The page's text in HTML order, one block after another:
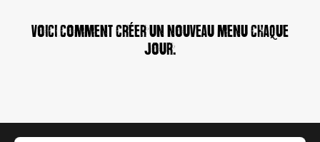
VOICI COMMENT CRÉER UN NOUVEAU MENU CHAQUE
JOUR.